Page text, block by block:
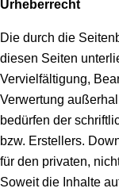
Urheberrecht
Die durch die
diesen Seiten
Vervielfältigung,
Verwertung
bedürfen der
bzw. Erstellers.
für den privaten,
Soweit die Inhalte